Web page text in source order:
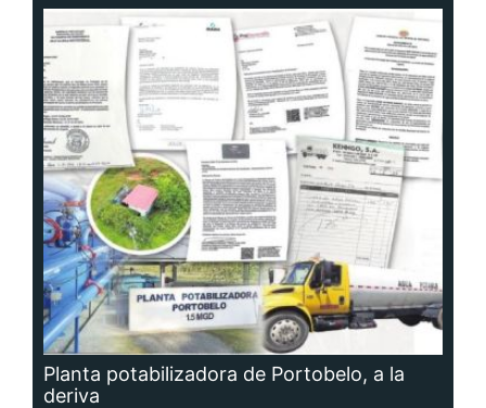
Planta potabilizadora de Portobelo, a la
deriva